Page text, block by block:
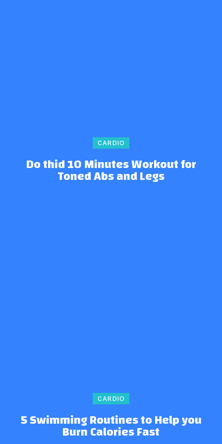
CARDIO
Do thid 10 Minutes Workout for
Toned Abs and Legs
CARDIO
5 Swimming Routines to Help you
Burn Calories Fast